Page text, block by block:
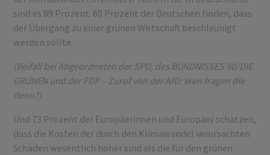
sind es 89 Prozent. 60 Prozent der Deutschen finden, dass
der Übergang zu einer grünen Wirtschaft beschleunigt
werden sollte.
(Beifall bei Abgeordneten der SPD, des BÜNDNISSES 90/DIE
GRÜNEN und der FDP – Zuruf von der AfD: Wen fragen die
denn?)
Und 73 Prozent der Europäerinnen und Europäer schätzen,
dass die Kosten der durch den Klimawandel verursachten
Schäden wesentlich höher sind als die für den grünen